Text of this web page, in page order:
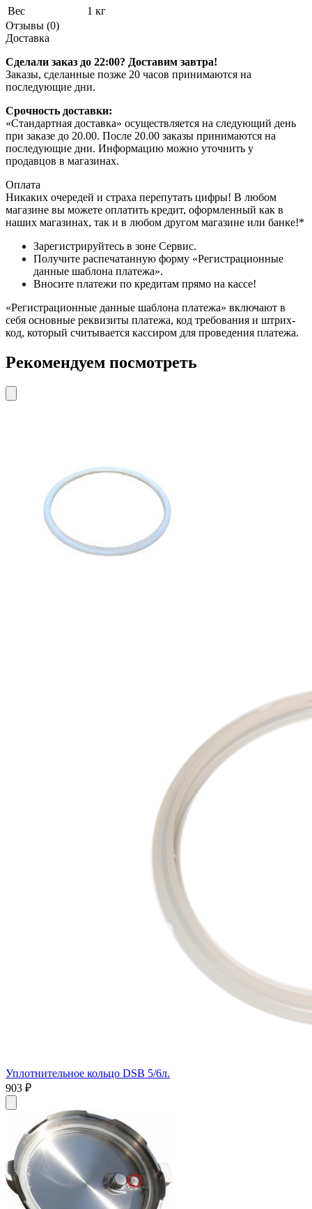
Вес
1 кг
Отзывы (0)
Доставка
Сделали заказ до 22:00? Доставим завтра!
Заказы, сделанные позже 20 часов принимаются на
последующие дни.
Срочность доставки:
«Стандартная доставка» осуществляется на следующий день
при заказе до 20.00. После 20.00 заказы принимаются на
последующие дни. Информацию можно уточнить у
продавцов в магазинах.
Оплата
Никаких очередей и страха перепутать цифры! В любом
магазине вы можете оплатить кредит, оформленный как в
наших магазинах, так и в любом другом магазине или банке!*
Зарегистрируйтесь в зоне Сервис.
Получите распечатанную форму «Регистрационные
данные шаблона платежа».
Вносите платежи по кредитам прямо на кассе!
«Регистрационные данные шаблона платежа» включают в
себя основные реквизиты платежа, код требования и штрих-
код, который считывается кассиром для проведения платежа.
Рекомендуем посмотреть
Уплотнительное кольцо DSB 5/6л.
903 ₽